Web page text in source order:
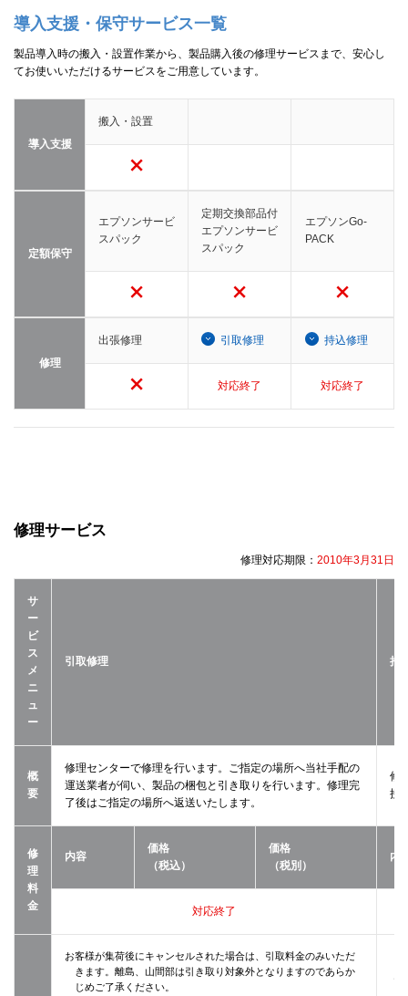
導入支援・保守サービス一覧
製品導入時の搬入・設置作業から、製品購入後の修理サービスまで、安心し
てお使いいただけるサービスをご用意しています。
導入支援
搬入・設置
定額保守
エプソンサービ
スパック
定期交換部品付
エプソンサービ
スパック
エプソンGo-
PACK
修理
出張修理 引取修理 持込修理
対応終了 対応終了
修理サービス
修理対応期限： 2010年3月31日
サ
ー
ビ
ス
メ
ニ
ュ
ー
引取修理 持
概
要
修理センターで修理を行います。ご指定の場所へ当社手配の
運送業者が伺い、製品の梱包と引き取りを行います。修理完
了後はご指定の場所へ返送いたします。
修
接
修
理
料
金
内容
価格
（税込）
価格
（税別）
内
対応終了
お客様が集荷後にキャンセルされた場合は、引取料金のみいただ
きます。離島、山間部は引き取り対象外となりますのであらか
じめご了承ください。
・